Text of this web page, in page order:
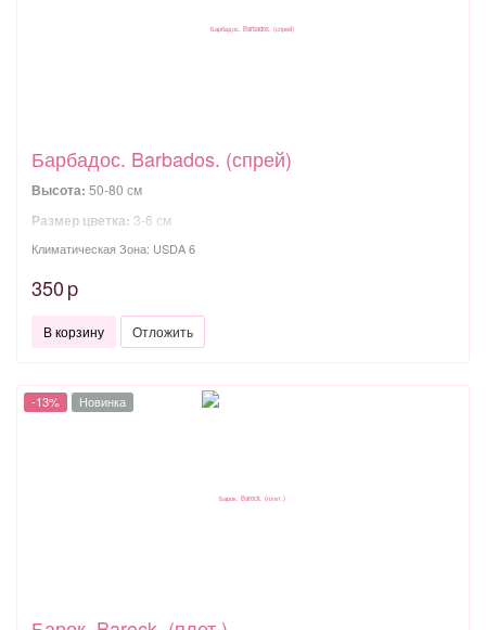
Барбадос. Barbados. (спрей)
Высота: 50-80 см
Размер цветка: 3-6 см
Климатическая Зона: USDA 6
350 p
В корзину Отложить
-13% Новинка